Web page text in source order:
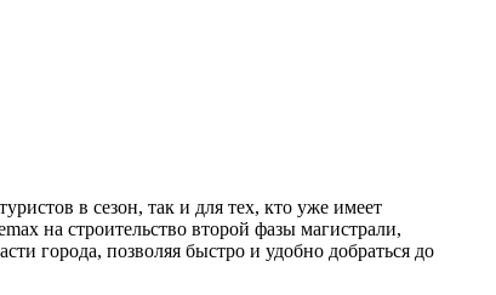
в сезон, так и для тех, кто уже имеет
на строительство второй фазы магистрали,
города, позволяя быстро и удобно добраться до